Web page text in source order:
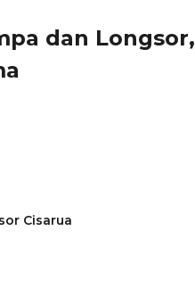
dan Longsor,
Cisarua